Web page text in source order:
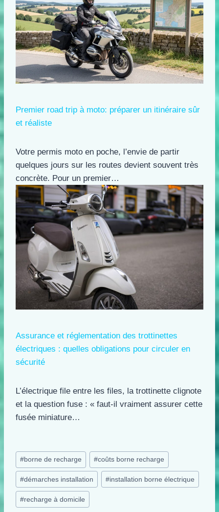
Premier road trip à moto: préparer un itinéraire sûr
et réaliste
Votre permis moto en poche, l’envie de partir
quelques jours sur les routes devient souvent très
concrète. Pour un premier…
Assurance et réglementation des trottinettes
électriques : quelles obligations pour circuler en
sécurité
L’électrique file entre les files, la trottinette clignote
et la question fuse : « faut-il vraiment assurer cette
fusée miniature…
Étiquettes
de
la
publication :
#borne de recharge #coûts borne recharge
#démarches installation #installation borne électrique
#recharge à domicile